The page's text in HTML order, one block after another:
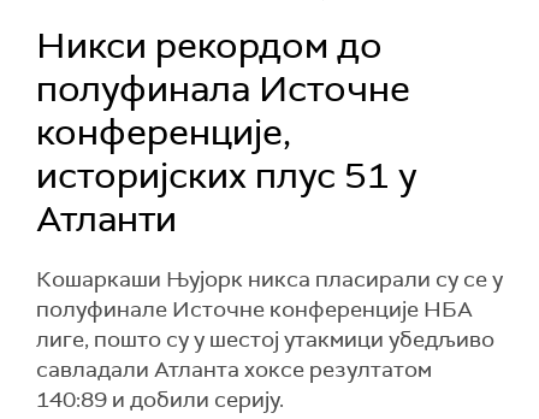
Никси рекордом до
полуфинала Источне
конференције,
историјских плус 51 у
Атланти
Кошаркаши Њујорк никса пласирали су се у
полуфинале Источне конференције НБА
лиге, пошто су у шестој утакмици убедљиво
савладали Атланта хоксе резултатом
140:89 и добили серију.